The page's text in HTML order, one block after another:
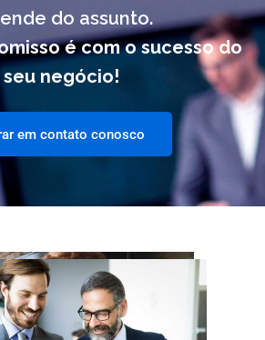
do assunto.
é com o sucesso do
seu negócio!
em contato conosco